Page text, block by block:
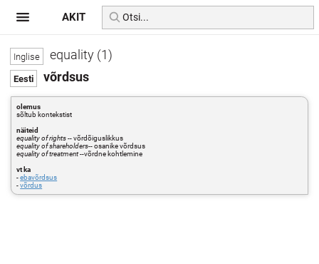
equality (1)
võrdsus
olemus
sõltub kontekstist
näiteid
equality of rights-- võrdõiguslikkus
equality of shareholders-- osanike võrdsus
equality of treatment--võrdne kohtlemine
vt ka
-ebavõrdsus
-võrdus
AKIT